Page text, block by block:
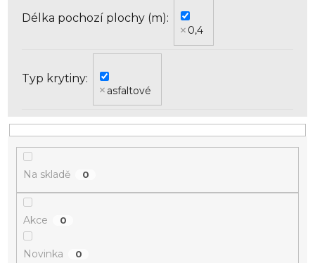
Délka pochozí plochy (m)
0,4
Typ krytiny
asfaltové
Na skladě 0
Akce 0
Novinka 0